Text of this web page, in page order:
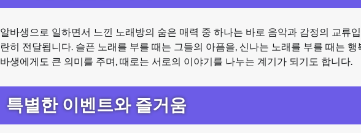
알바생으로 일하면서 느낀 노래방의 숨은 매력 중 하나는 바로 음악과 감정의 교류
란히 전달됩니다. 슬픈 노래를 부를 때는 그들의 아픔을, 신나는 노래를 부를 때는
바생에게도 큰 의미를 주며, 때로는 서로의 이야기를 나누는 계기가 되기도 합니다.
특별한 이벤트와 즐거움